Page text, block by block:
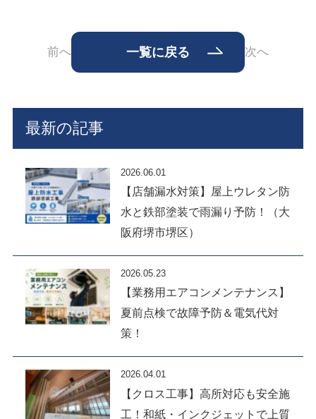
前へ 一覧に戻る 次へ
最新の記事
2026.06.01
【店舗漏水対策】屋上ウレタン防
水と鉄部塗装で雨漏り予防！（大
阪府堺市堺区）
2026.05.23
【業務用エアコンメンテナンス】
夏前点検で故障予防＆電気代対
策！
2026.04.01
【クロス工事】高所対応も安全施
工！和紙・インクジェットで上質